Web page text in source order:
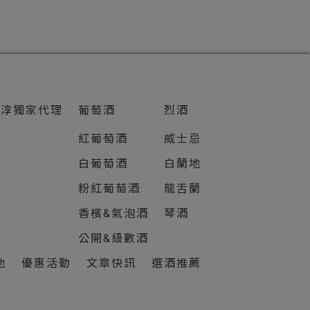
獨家代理 葡萄酒
紅葡萄酒
白葡萄酒
粉紅葡萄酒
香檳&氣泡酒
公開&級數酒
烈酒
威士忌
白蘭地
龍舌蘭
琴酒
優惠活動 文章快訊 選酒推薦